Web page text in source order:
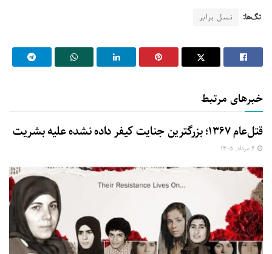
تگ‌ها: نسل برابر
خبرهای مرتبط
قتل‌عام ۱۳۶۷؛ بزرگترین جنایت کیفر داده نشده علیه بشریت